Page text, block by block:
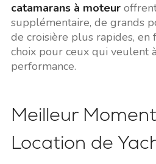
catamarans à moteur
supplémentaire, de grands
de croisière plus rapides, en
choix pour ceux qui veulent
performance.
Meilleur
Location de